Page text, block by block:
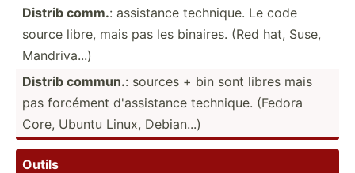
Distrib comm.: assistance technique. Le code
source libre, mais pas les binaires. (Red hat, Suse,
Mandri­va...)
Distrib commun.: sources + bin sont libres mais
pas forcément d'assi­stance technique. (Fedora
Core, Ubuntu Linux, Debian...)
Outils